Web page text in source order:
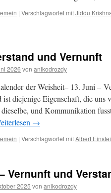
| Verschlagwortet mitJiddu
und Vernunft
2026 von anikodrozdy
der Weisheit– 13. Juni –
diejenige Eigenschaft, die uns
und Kommunikation
→
| Verschlagwortet mitAlbert
Vernunft und
2025 von anikodrozdy